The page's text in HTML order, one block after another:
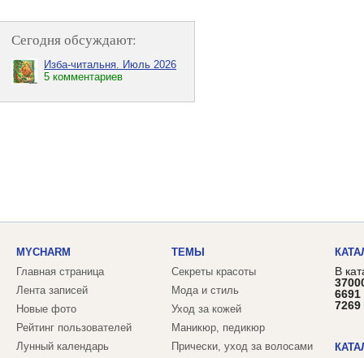
Сегодня обсуждают:
Изба-читальня. Июль 2026
5 комментариев
MYCHARM
Главная страница
Лента записей
Новые фото
Рейтинг пользователей
Лунный календарь
ТЕМЫ
Секреты красоты
Мода и стиль
Уход за кожей
Маникюр, педикюр
Прически, уход за волосами
В
6691
7269